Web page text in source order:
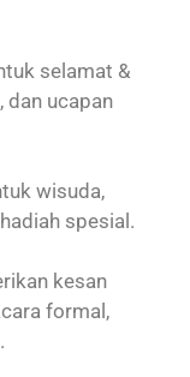
selamat &
dan ucapan
wisuda,
spesial.
kesan
formal,